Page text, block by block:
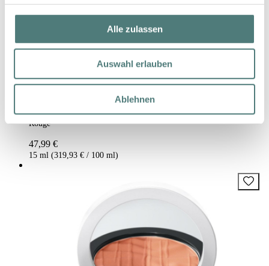
Alle zulassen
Auswahl erlauben
Ablehnen
YVES SAINT LAURENT
Make me Blush
Rouge
47,99 €
15 ml (319,93 € / 100 ml)